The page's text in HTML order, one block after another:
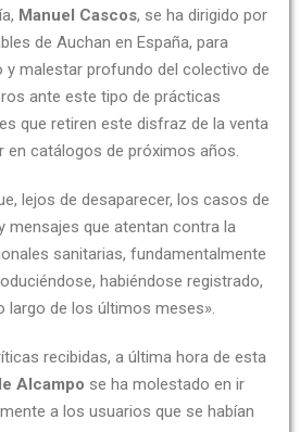
Manuel Cascos, se ha dirigido por
de Auchan en España, para
y malestar profundo del colectivo de
ante este tipo de prácticas
que retiren este disfraz de la venta
en catálogos de próximos años.
lejos de desaparecer, los casos de
mensajes que atentan contra la
sanitarias, fundamentalmente
habiéndose registrado,
largo de los últimos meses».
recibidas, a última hora de esta
Alcampo se ha molestado en ir
a los usuarios que se habían